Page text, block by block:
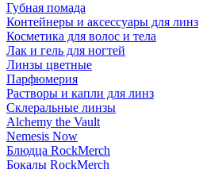
Губная помада
Контейнеры и аксессуары для линз
Косметика для волос и тела
Лак и гель для ногтей
Линзы цветные
Парфюмерия
Растворы и капли для линз
Склеральные линзы
Alchemy the Vault
Nemesis Now
Блюдца RockMerch
Бокалы RockMerch